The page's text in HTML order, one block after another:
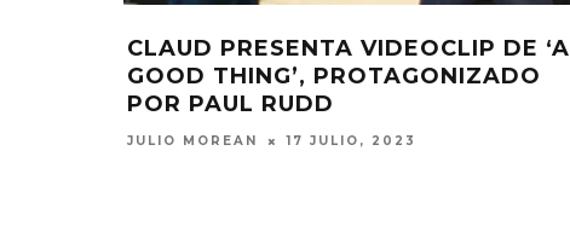
CLAUD PRESENTA VIDEOCLIP DE ‘A
GOOD THING’, PROTAGONIZADO
POR PAUL RUDD
JULIO MOREAN 17 JULIO, 2023